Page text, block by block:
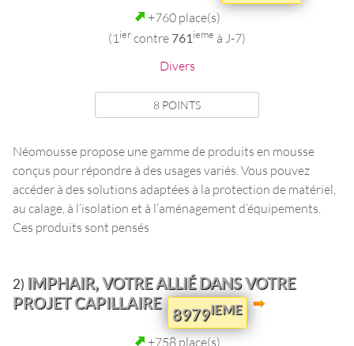
+760 place(s)
(1iercontre 761ieme à J-7)
Divers
8 POINTS
Néomousse propose une gamme de produits en mousse
conçus pour répondre à des usages variés. Vous pouvez
accéder à des solutions adaptées à la protection de matériel,
au calage, à l’isolation et à l’aménagement d’équipements.
Ces produits sont pensés
2) IMPHAIR, VOTRE ALLIÉ DANS VOTRE
PROJET CAPILLAIRE
8979IEME
+758 place(s)